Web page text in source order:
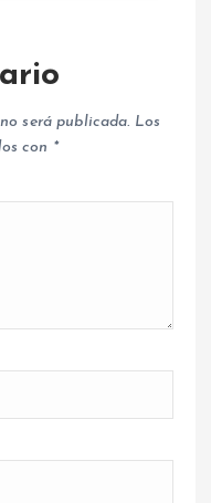
será publicada. Los
con *